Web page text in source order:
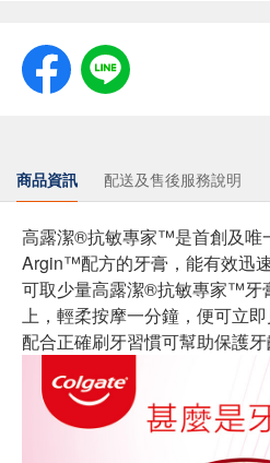
商品資訊 配送及售後服務說明
高露潔®抗敏專家™是首創及唯
Argin™配方的牙膏，能有效迅
可取少量高露潔®抗敏專家™牙
上，輕柔按摩一分鐘，便可立
配合正確刷牙習慣可幫助保護牙